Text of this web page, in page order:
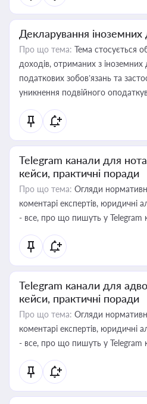
Декларування іноземних
Про що тема: Тема стосується
доходів, отриманих з
податкових зобов’язань та
уникнення подвійного
Telegram канали для
кейси, практичні поради
Про що тема: Огляди
коментарі експертів, юридичні
- все, про що пишуть у Telegram
Telegram канали для
кейси, практичні поради
Про що тема: Огляди
коментарі експертів, юридичні
- все, про що пишуть у Telegram